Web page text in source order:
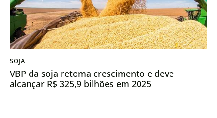
SOJA
VBP da soja retoma crescimento e deve
alcançar R$ 325,9 bilhões em 2025